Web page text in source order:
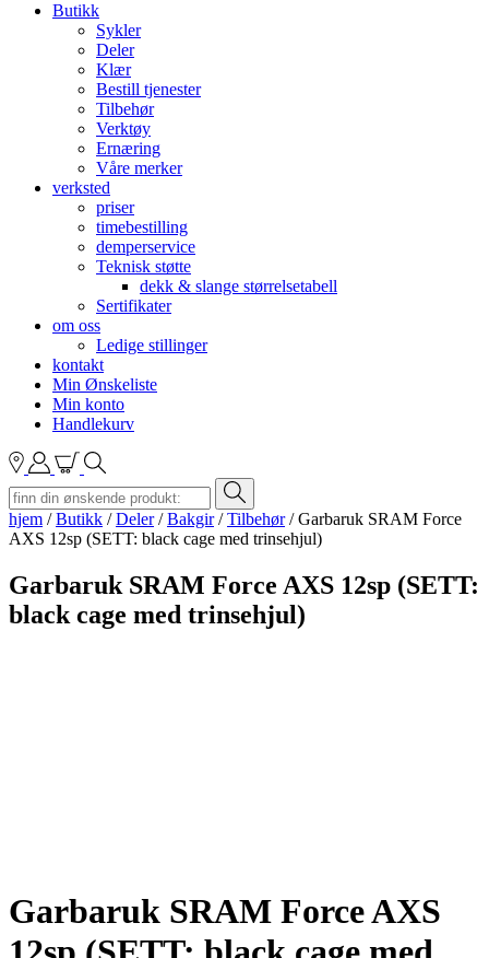
Butikk
Sykler
Deler
Klær
Bestill tjenester
Tilbehør
Verktøy
Ernæring
Våre merker
verksted
priser
timebestilling
demperservice
Teknisk støtte
dekk & slange størrelsetabell
Sertifikater
om oss
Ledige stillinger
kontakt
Min Ønskeliste
Min konto
Handlekurv
hjem /Butikk /Deler/Bakgir/Tilbehør/Garbaruk SRAM Force
AXS 12sp (SETT: black cage med trinsehjul)
Garbaruk SRAM Force AXS 12sp (SETT:
black cage med trinsehjul)
Garbaruk SRAM Force AXS